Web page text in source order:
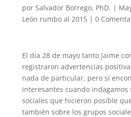
por Salvador Borrego, PhD. |
León rumbo al 2015| 0
El día 28 de mayo tanto Jaime
registraron advertencias
nada de particular, pero sí
interesantes cuando indagamos
sociales que hicieron posible
también sobre los grupos